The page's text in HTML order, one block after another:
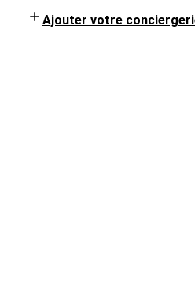
Ajouter votre